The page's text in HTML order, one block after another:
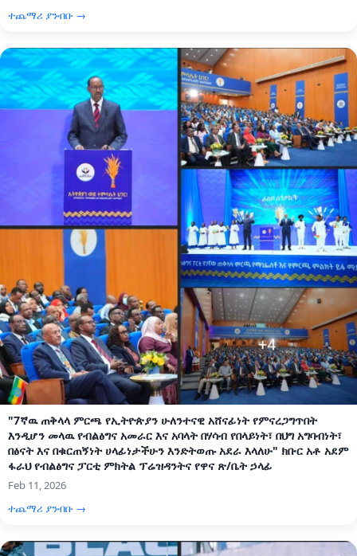
ተጨማሪ ያንብቡ →
"7ኛዉ ጠቅላላ ምርጫ የኢትዮጵያን ሁለንተናዊ አሸናፊነት የምናረጋግጥበት
እንዲሆን መላዉ የብልፅግና አመራር እና አባላት በሃሳብ የበላይነት፣ በህግ አግባብነት፣
በፅናት እና በቁርጠኝነት ሀላፊነታችሁን እንድትወጡ አደራ እላለሁ" ክቡር አቶ አደም
ፋራህ የብልፅግና ፓርቲ ምክትል ፕሬዝዳንትና የዋና ጽ/ቤት ኃላፊ
Feb 11, 2026
ተጨማሪ ያንብቡ →